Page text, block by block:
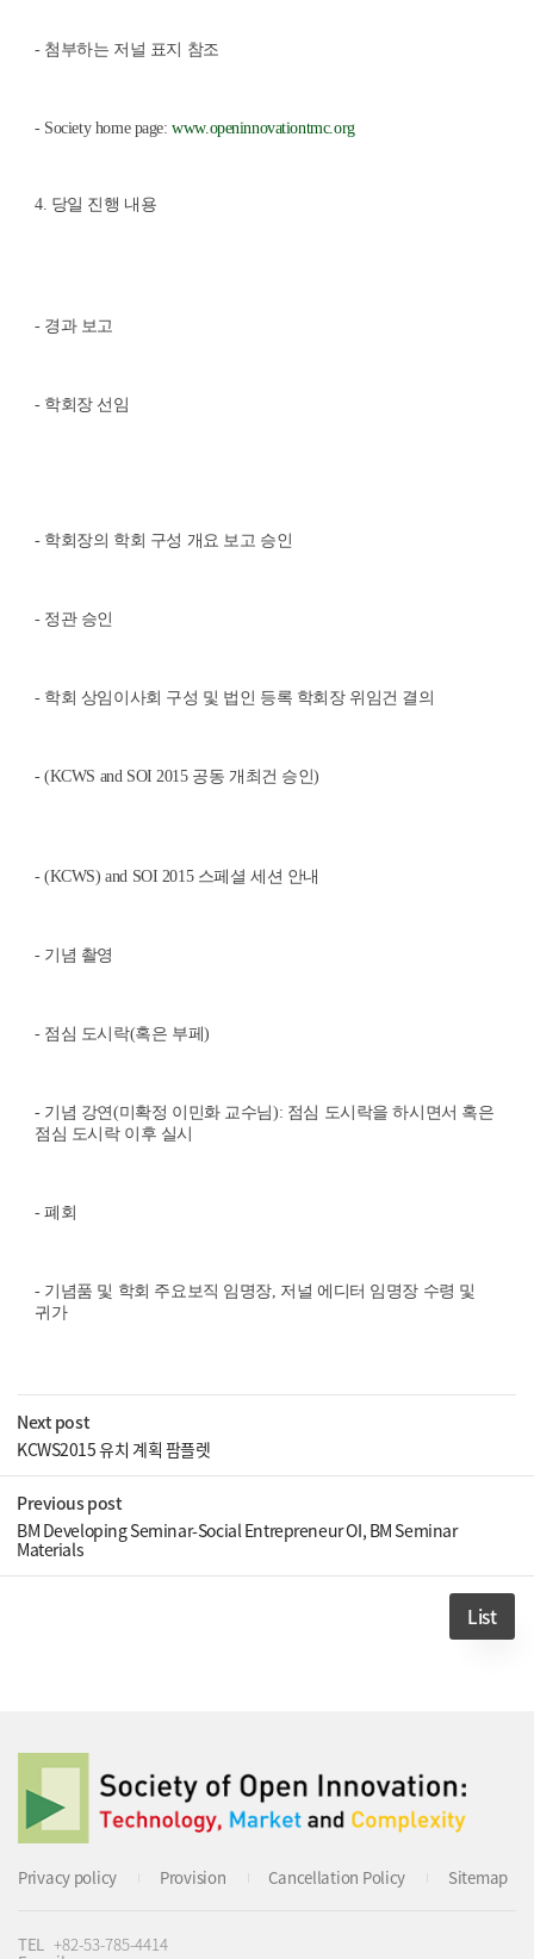
- 첨부하는 저널 표지 참조
- Society home page:www.openinnovationtmc.org
4. 당일 진행 내용
- 경과 보고
- 학회장 선임
- 학회장의 학회 구성 개요 보고 승인
- 정관 승인
- 학회 상임이사회 구성 및 법인 등록 학회장 위임건 결의
- (KCWS and SOI 2015 공동 개최건 승인)
- (KCWS) and SOI 2015 스페셜 세션 안내
- 기념 촬영
- 점심 도시락(혹은 부페)
- 기념 강연(미확정 이민화 교수님): 점심 도시락을 하시면서 혹은
점심 도시락 이후 실시
-폐회
- 기념품 및 학회 주요보직 임명장, 저널 에디터 임명장 수령 및
귀가
Next post
KCWS2015 유치 계획 팜플렛
Previous post
BM Developing Seminar-Social Entrepreneur OI, BM Seminar
Materials
List
Privacy policy Provision Cancellation Policy Sitemap
TEL +82-53-785-4414